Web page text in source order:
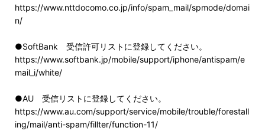
https://www.nttdocomo.co.jp/info/spam_mail/spmode/domai
n/
●SoftBank 受信許可リストに登録してください。
https://www.softbank.jp/mobile/support/iphone/antispam/e
mail_i/white/
●AU 受信リストに登録してください。
https://www.au.com/support/service/mobile/trouble/forestall
ing/mail/anti-spam/fillter/function-11/